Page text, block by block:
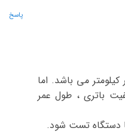
پاسخ
2 سال یا 40 هزار کیلومتر می باشد. اما
باتری ، طول عمر
دستگاه تست شود.